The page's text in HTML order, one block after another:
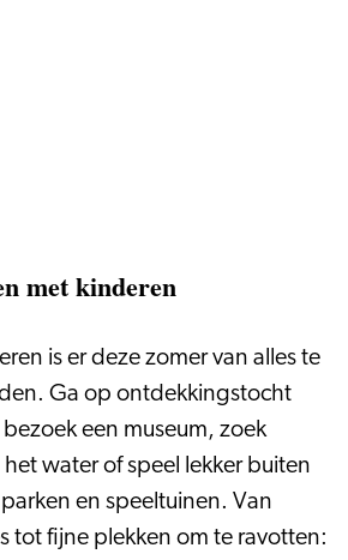
met kinderen
is er deze zomer van alles te
Ga op ontdekkingstocht
een museum, zoek
water of speel lekker buiten
en speeltuinen. Van
tot fijne plekken om te ravotten: